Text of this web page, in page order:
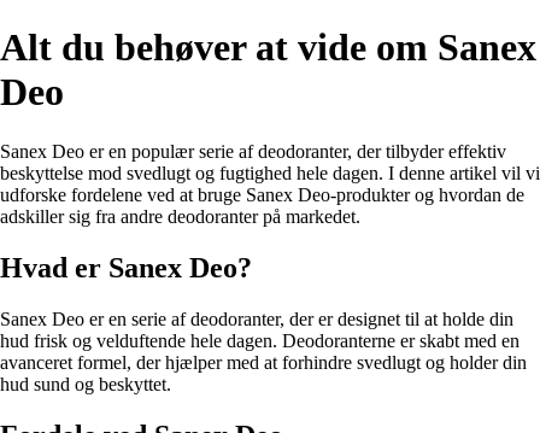
Alt du behøver at vide om Sanex
Deo
Sanex Deo er en populær serie af deodoranter, der tilbyder effektiv
beskyttelse mod svedlugt og fugtighed hele dagen. I denne artikel vil vi
udforske fordelene ved at bruge Sanex Deo-produkter og hvordan de
adskiller sig fra andre deodoranter på markedet.
Hvad er Sanex Deo?
Sanex Deo er en serie af deodoranter, der er designet til at holde din
hud frisk og velduftende hele dagen. Deodoranterne er skabt med en
avanceret formel, der hjælper med at forhindre svedlugt og holder din
hud sund og beskyttet.